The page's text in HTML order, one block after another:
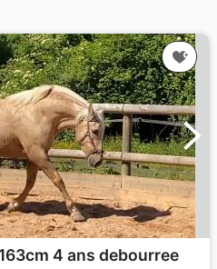
4 ans debourree